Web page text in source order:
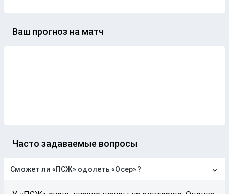
Ваш прогноз на матч
Часто задаваемые вопросы
Сможет ли «ПСЖ» одолеть «Осер»?